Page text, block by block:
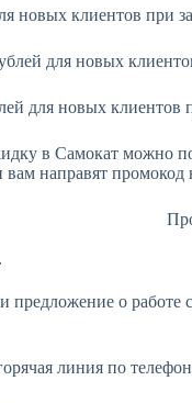
новых клиентов при
для новых
для новых клиентов
в Самокат можно
направят промокод
предложение о
линия по